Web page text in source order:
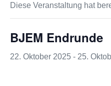
Diese Veranstaltung hat
BJEM Endrunde
22. Oktober 2025 - 25.